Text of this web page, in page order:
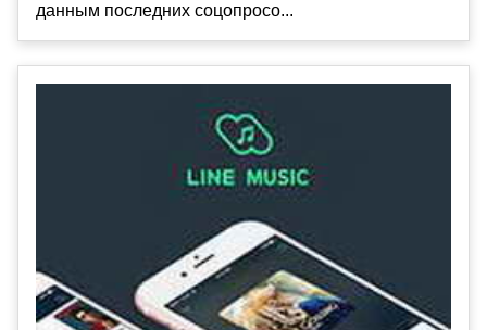
данным последних соцопросо...